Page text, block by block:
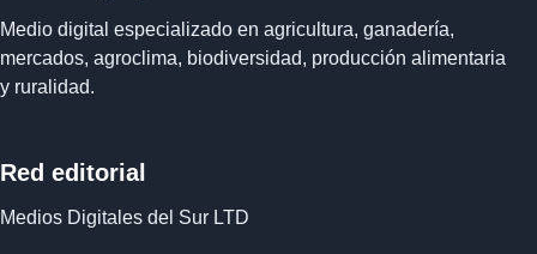
Medio digital especializado en agricultura, ganadería,
mercados, agroclima, biodiversidad, producción alimentaria
y ruralidad.
Red editorial
Medios Digitales del Sur LTD